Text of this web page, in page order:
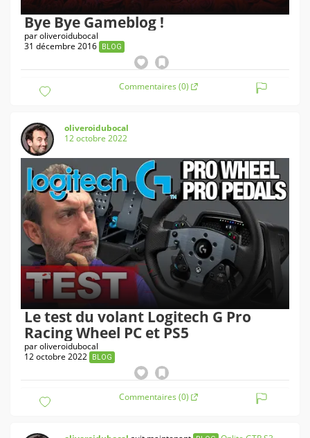
Bye Bye Gameblog !
paroliveroidubocal
31 décembre 2016
BLOG
Commentaires (0)
oliveroidubocal
12 octobre 2022
Le test du volant Logitech G Pro
Racing Wheel PC et PS5
paroliveroidubocal
12 octobre 2022
BLOG
Commentaires (0)